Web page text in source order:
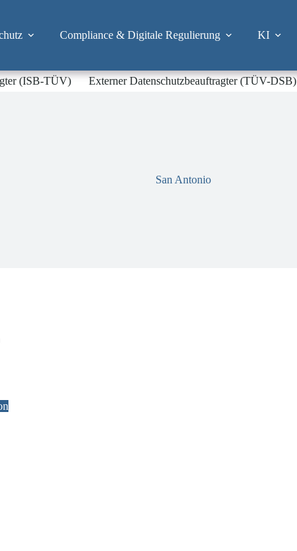
Compliance & Digitale Regulierung KI
(ISB-TÜV) Externer Datenschutzbeauftragter (TÜV-DSB)
San Antonio